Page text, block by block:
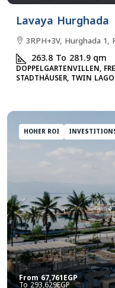
Lavaya Hurghada
3RPH+3V, Hurghada 1,
263.8 To 281.9qm
DOPPELGARTENVILLEN,
STADTHÄUSER, TWIN
HOHER ROI
From67,761EGP
293,629EGP